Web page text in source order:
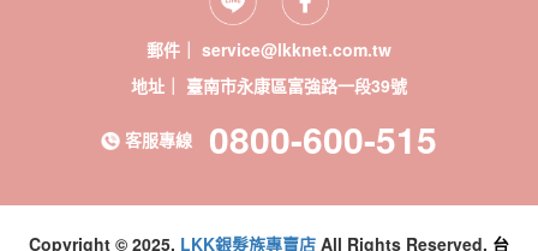
郵件｜ service@lkknet.com.tw
地址｜
客服專線 0800-600-515
Copyright © 2025. LKK銀髮族專賣店 All Rights Reserved. 台